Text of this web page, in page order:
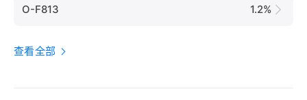
O-F813 1.2%
查看全部